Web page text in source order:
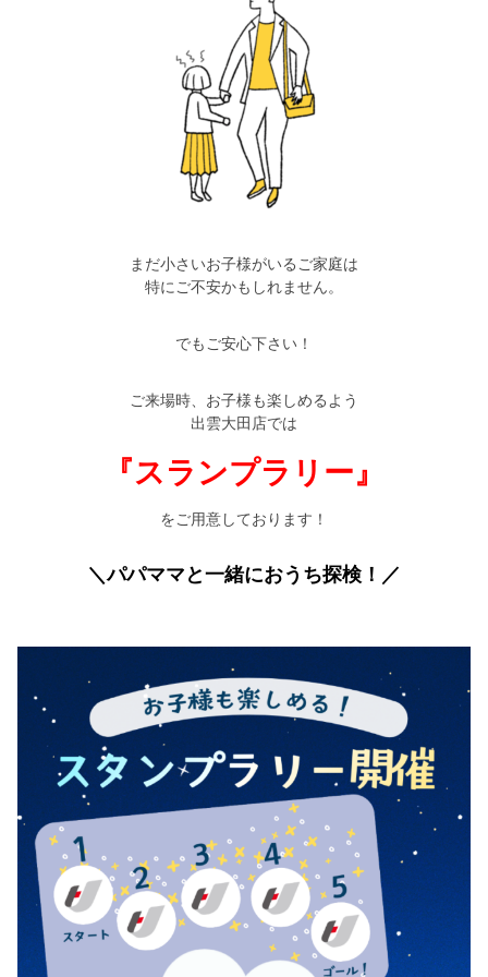
まだ小さいお子様がいるご家庭は
特にご不安かもしれません。
でもご安心下さい！
ご来場時、お子様も楽しめるよう
出雲大田店では
『スランプラリー』
をご用意しております！
＼パパママと一緒におうち探検！／